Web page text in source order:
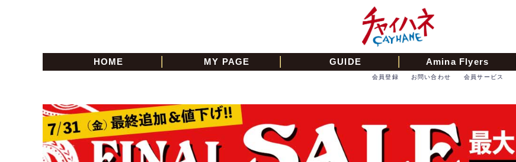
HOME MY PAGE GUIDE Amina Flyers
会員サービス
お問い合わせ
会員登録